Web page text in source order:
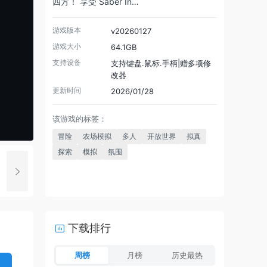
游戏版本 v20260127
游戏大小 64.1GB
支持设备
支持键盘.鼠标.手柄|赠多项修
改器
更新时间 2026/01/28
该游戏的标签：
冒险 农场模拟 多人 开放世界
拟真
探索
模拟 氛围
下载排行
周榜 月榜 历史最热